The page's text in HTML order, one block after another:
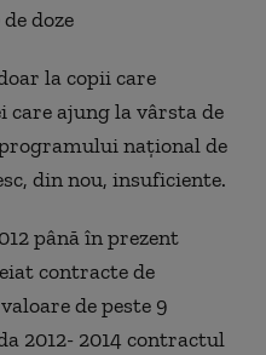
doze
la copii care
care ajung la vârsta de
naţional de
din nou, insuficiente.
până în prezent
contracte de
de peste 9
2012- 2014 contractul